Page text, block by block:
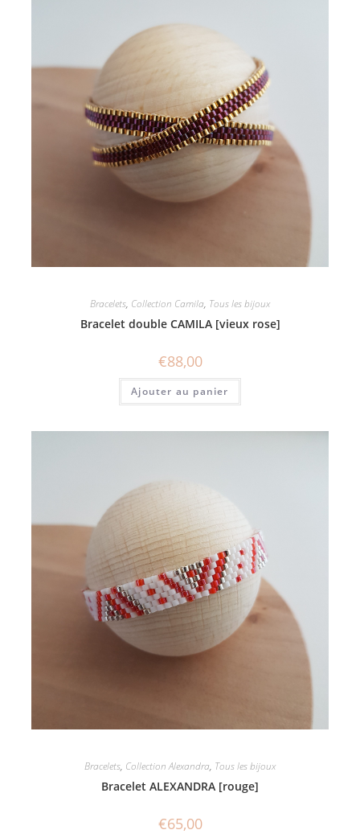
Bracelets, Collection Camila, Tous les bijoux
Bracelet double CAMILA [vieux rose]
€88,00
Ajouter au panier
Bracelets, Collection Alexandra, Tous les bijoux
Bracelet ALEXANDRA [rouge]
€65,00